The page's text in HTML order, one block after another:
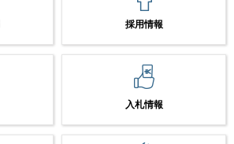
採用情報
入札情報